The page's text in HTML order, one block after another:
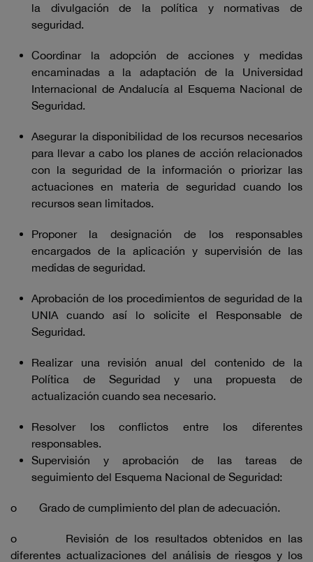
la divulgación de la política y normativas de
seguridad.
Coordinar la adopción de acciones y medidas
encaminadas a la adaptación de la Universidad
Internacional de Andalucía al Esquema Nacional de
Seguridad.
Asegurar la disponibilidad de los recursos necesarios
para llevar a cabo los planes de acción relacionados
con la seguridad de la información o priorizar las
actuaciones en materia de seguridad cuando los
recursos sean limitados.
Proponer la designación de los responsables
encargados de la aplicación y supervisión de las
medidas de seguridad.
Aprobación de los procedimientos de seguridad de la
UNIA cuando así lo solicite el Responsable de
Seguridad.
Realizar una revisión anual del contenido de la
Política de Seguridad y una propuesta de
actualización cuando sea necesario.
Resolver los conflictos entre los diferentes
responsables.
Supervisión y aprobación de las tareas de
seguimiento del Esquema Nacional de Seguridad:
o Grado de cumplimiento del plan de adecuación.
o Revisión de los resultados obtenidos en las
diferentes actualizaciones del análisis de riesgos y los